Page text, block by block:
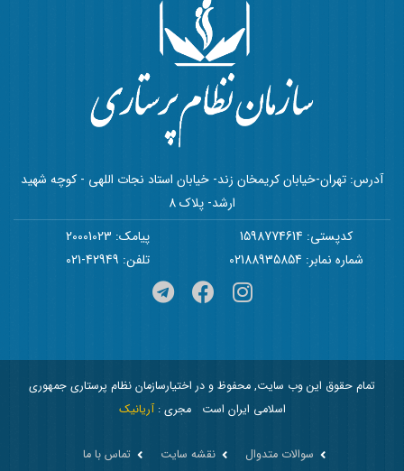
آدرس: تهران-خیابان کریمخان زند- خیابان استاد نجات اللهی - کوچه شهید
ارشد- پلاک 8
کدپستی: 1598774614
پیامک: 20001023
شماره نمابر: 02188935854
تلفن: 42949-021
تمام حقوق این وب سایت, محفوظ و در اختیارسازمان نظام پرستاری جمهوری
اسلامی ایران است
مجری :آریانیک
سوالات متدوال نقشه سایت تماس با ما